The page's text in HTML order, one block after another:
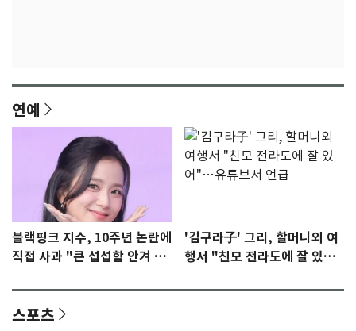
연예
블랙핑크 지수, 10주년 논란에
직접 사과 "큰 섭섭함 안겨 미
'김구라子' 그리, 할머니외 여
행서 "친모 전라도에 잘 있
스포츠